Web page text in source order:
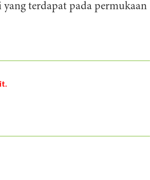
terdapat pada permukaan